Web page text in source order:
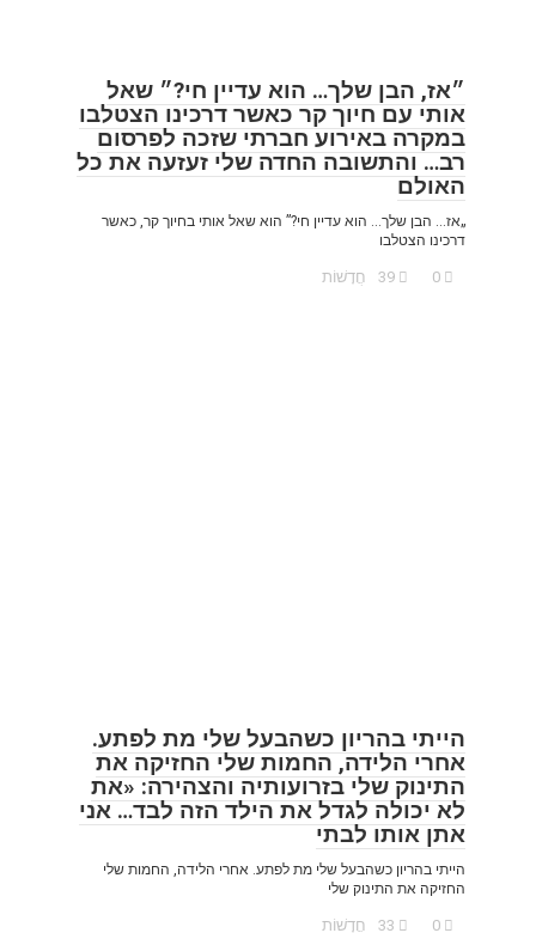
״אז, הבן שלך… הוא עדיין חי?״ שאל
אותי עם חיוך קר כאשר דרכינו הצטלבו
במקרה באירוע חברתי שזכה לפרסום
רב… והתשובה החדה שלי זעזעה את כל
האולם
„אז… הבן שלך… הוא עדיין חי?” הוא שאל אותי בחיוך קר, כאשר
דרכינו הצטלבו
חֲדָשׁוֹת 0
39
הייתי בהריון כשהבעל שלי מת לפתע.
אחרי הלידה, החמות שלי החזיקה את
התינוק שלי בזרועותיה והצהירה: «את
לא יכולה לגדל את הילד הזה לבד… אני
אתן אותו לבתי
הייתי בהריון כשהבעל שלי מת לפתע. אחרי הלידה, החמות שלי
החזיקה את התינוק שלי
חֲדָשׁוֹת 0
33